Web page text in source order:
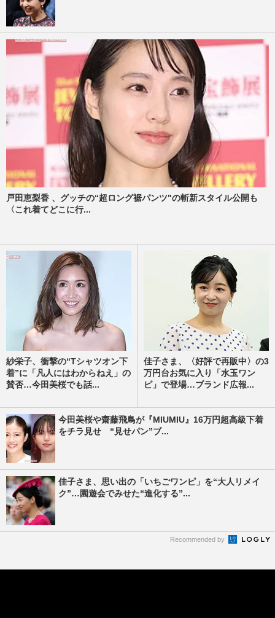
戸田恵梨香 、グッチの“超ロング裾パンツ"の斬新スタイル公開も
〈これ着てどこに行...
紗栄子、衝撃の“Tシャツオン下
着”に「凡人にはわからねえ」の
賛否…今田美桜でも話...
佳子さま、〈好評で再販中〉の3
万円台お気に入り「水玉ワン
ピ」で登場…ブランド広報...
今田美桜や齋藤飛鳥が『MIUMIU』16万円超高級下着
をチラ見せ “見せパン”ブ...
佳子さま、思い出の「いちごワンピ」を“大人リメイ
ク”…園遊会でみせた“進化する”...
Recommended by